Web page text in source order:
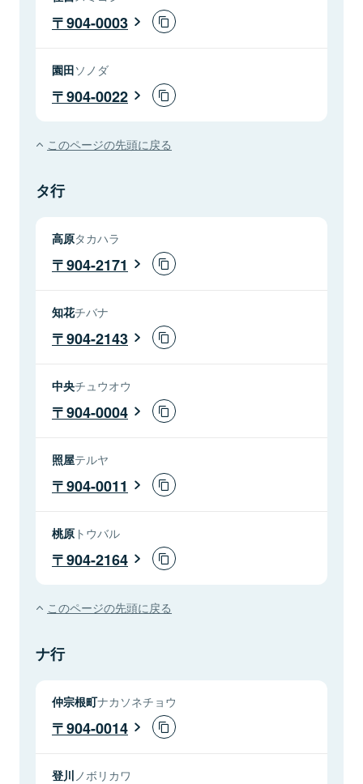
904-0003
園田ソノダ
904-0022
このページの先頭に戻る
タ行
高原タカハラ
904-2171
知花チバナ
904-2143
中央チュウオウ
904-0004
照屋テルヤ
904-0011
桃原 トウバル
904-2164
このページの先頭に戻る
ナ行
仲宗根町ナカソネチョウ
904-0014
登川 ノボリカワ